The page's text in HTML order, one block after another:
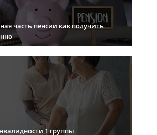
часть пенсии как получить
1 группы